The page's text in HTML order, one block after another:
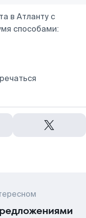
в Атланту с
способами: